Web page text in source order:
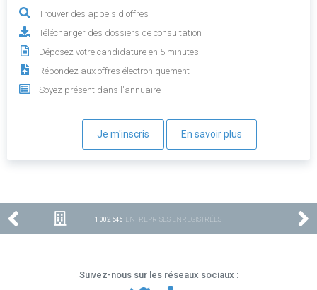
Trouver des appels d'offres
Télécharger des dossiers de consultation
Déposez votre candidature en 5 minutes
Répondez aux offres électroniquement
Soyez présent dans l'annuaire
Je m'inscris En savoir plus
1 002 646 ENTREPRISES ENREGISTRÉES
Suivez-nous sur les réseaux sociaux :